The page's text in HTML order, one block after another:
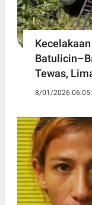
Tewas,
8/01/2026